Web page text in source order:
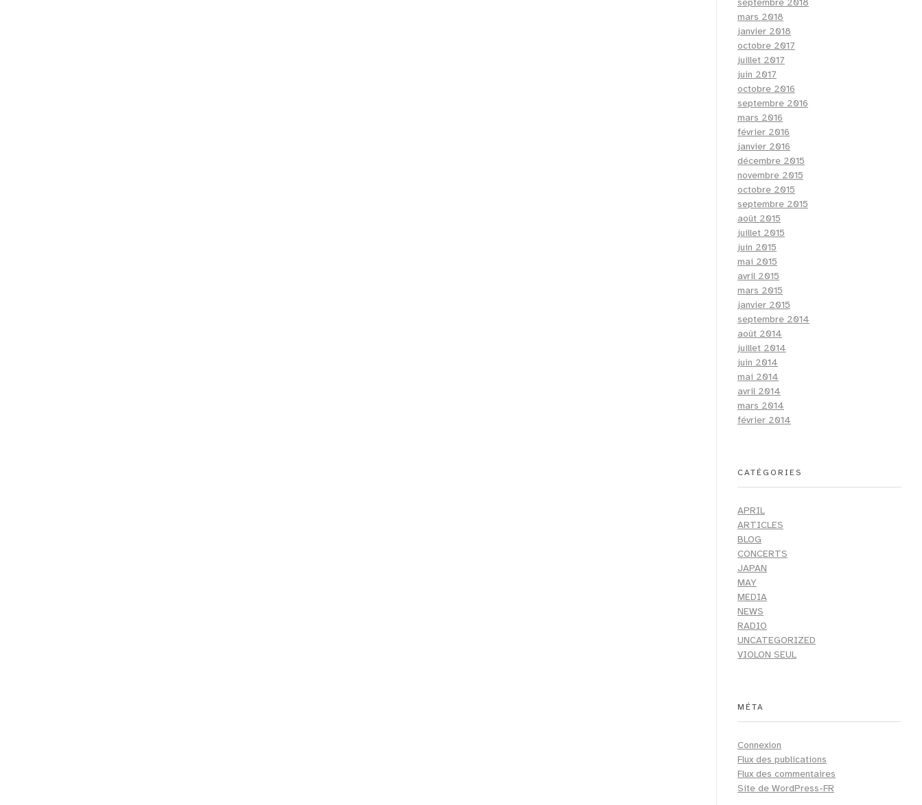
mars 2018
janvier 2018
octobre 2017
juillet 2017
juin 2017
octobre 2016
septembre 2016
mars 2016
février 2016
janvier 2016
décembre 2015
novembre 2015
octobre 2015
septembre 2015
août 2015
juillet 2015
juin 2015
mai 2015
avril 2015
mars 2015
janvier 2015
septembre 2014
août 2014
juillet 2014
juin 2014
mai 2014
avril 2014
mars 2014
février 2014
CATÉGORIES
APRIL
ARTICLES
BLOG
CONCERTS
JAPAN
MAY
MEDIA
NEWS
RADIO
UNCATEGORIZED
VIOLON SEUL
MÉTA
Connexion
Flux des publications
Flux des commentaires
Site de WordPress-FR